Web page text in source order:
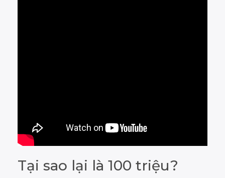
Tại sao lại là 100 triệu?